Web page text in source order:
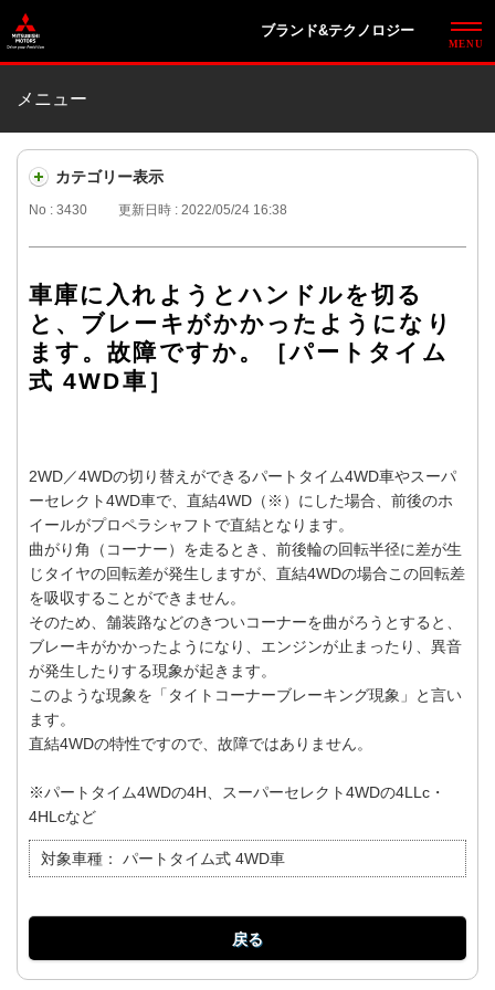
ブランド&テクノロジー
メニュー
カテゴリー表示
No : 3430 更新日時 : 2022/05/24 16:38
車庫に入れようとハンドルを切る
と、ブレーキがかかったようになり
ます。故障ですか。［パートタイム
式 4WD車］
2WD／4WDの切り替えができるパートタイム4WD車やスーパ
ーセレクト4WD車で、直結4WD（※）にした場合、前後のホ
イールがプロペラシャフトで直結となります。
曲がり角（コーナー）を走るとき、前後輪の回転半径に差が生
じタイヤの回転差が発生しますが、直結4WDの場合この回転差
を吸収することができません。
そのため、舗装路などのきついコーナーを曲がろうとすると、
ブレーキがかかったようになり、エンジンが止まったり、異音
が発生したりする現象が起きます。
このような現象を「タイトコーナーブレーキング現象」と言い
ます。
直結4WDの特性ですので、故障ではありません。
※パートタイム4WDの4H、スーパーセレクト4WDの4LLc・
4HLcなど
対象車種： パートタイム式 4WD車
戻る